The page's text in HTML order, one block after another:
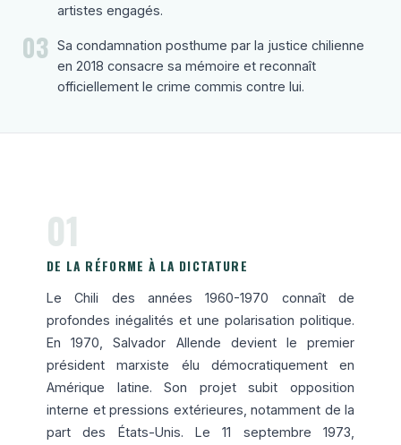
artistes engagés.
03
Sa condamnation posthume par la justice chilienne
en 2018 consacre sa mémoire et reconnaît
officiellement le crime commis contre lui.
01
DE LA RÉFORME À LA DICTATURE
Le Chili des années 1960-1970 connaît de
profondes inégalités et une polarisation politique.
En 1970, Salvador Allende devient le premier
président marxiste élu démocratiquement en
Amérique latine. Son projet subit opposition
interne et pressions extérieures, notamment de la
part des États-Unis. Le 11 septembre 1973,